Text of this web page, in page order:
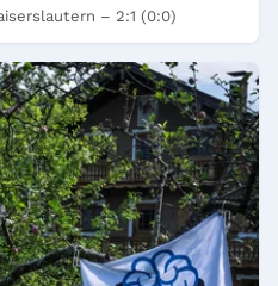
– 2:1 (0:0)